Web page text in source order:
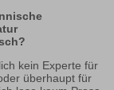
kein Experte für
überhaupt für